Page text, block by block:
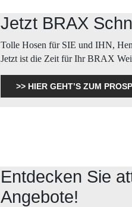
Jetzt BRAX
Tolle Hosen für SIE und IHN,
Jetzt ist die Zeit für Ihr BRAX
>> HIER GEHT’S ZUM
Entdecken Sie
Angebote!